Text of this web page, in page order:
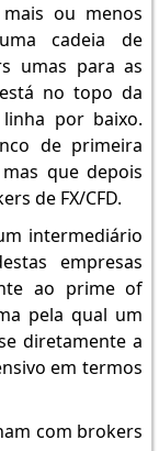
ou menos
cadeia de
umas para as
no topo da
por baixo.
de primeira
que depois
de FX/CFD.
intermediário
empresas
ao prime of
pela qual um
diretamente a
em termos
com brokers